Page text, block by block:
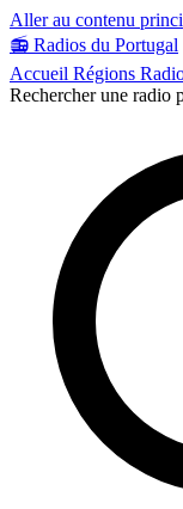
Aller au contenu
📻 Radios du Portugal
Accueil Régions
Rechercher une radio